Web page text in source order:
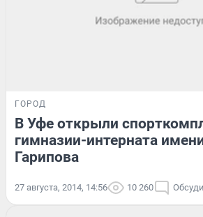
ГОРОД
В Уфе открыли
гимназии-интерната
Гарипова
27 августа, 2014, 14:56 10 260